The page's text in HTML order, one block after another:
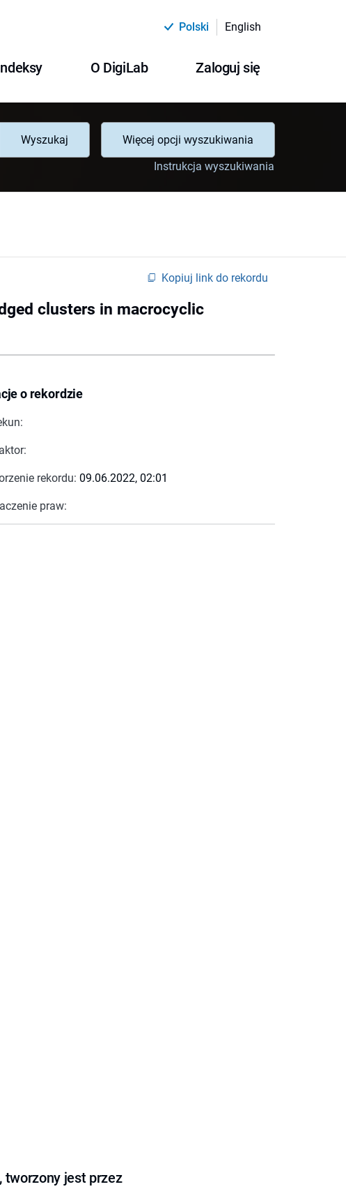
Polski English
O DigiLab Zaloguj się
Wyszukaj
Więcej opcji wyszukiwania
Instrukcja wyszukiwania
Kopiuj link do rekordu
clusters in macrocyclic
o rekordzie
rekordu: 09.06.2022, 02:01
praw:
tworzony jest przez